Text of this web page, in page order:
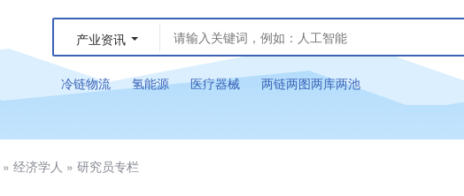
产业资讯
冷链物流 氢能源 医疗器械 两链两图两库两池
» 经济学人 » 研究员专栏